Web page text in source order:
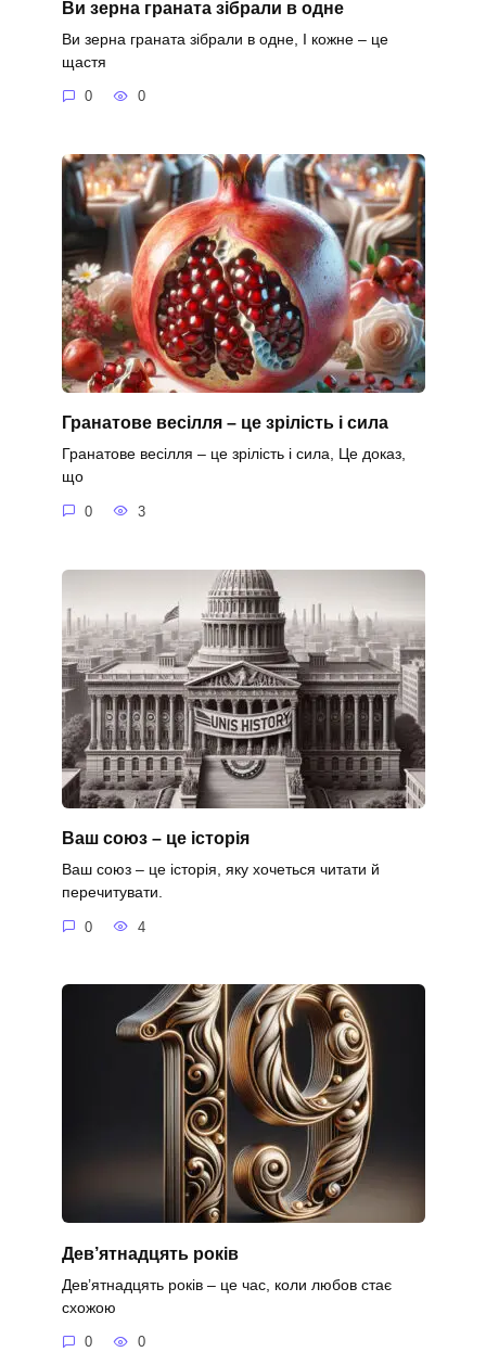
Ви зерна граната зібрали в одне
Ви зерна граната зібрали в одне, І кожне – це
щастя
0 0
Гранатове весілля – це зрілість і сила
Гранатове весілля – це зрілість і сила, Це доказ,
що
0 3
Ваш союз – це історія
Ваш союз – це історія, яку хочеться читати й
перечитувати.
0 4
Дев’ятнадцять років
Дев’ятнадцять років – це час, коли любов стає
схожою
0 0